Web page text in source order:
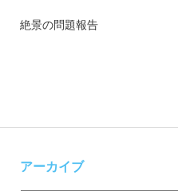
絶景の問題報告
アーカイブ